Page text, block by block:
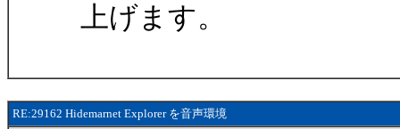
上げます。
RE:29162 Hidemarnet Explorer を音声環境